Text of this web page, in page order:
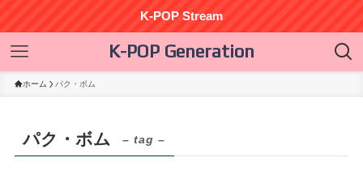
K-POP Stream
K-POP Generation
ホーム パク・ボム
パク・ボム – tag –